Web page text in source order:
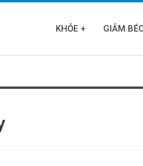
KHỎE + GIẢM